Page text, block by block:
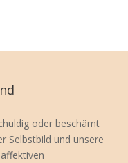
oder beschämt
Selbstbild und unsere